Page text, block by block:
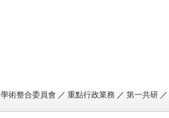
學術整合委員會 ／ 重點行政業務 ／ 第一共研 ／